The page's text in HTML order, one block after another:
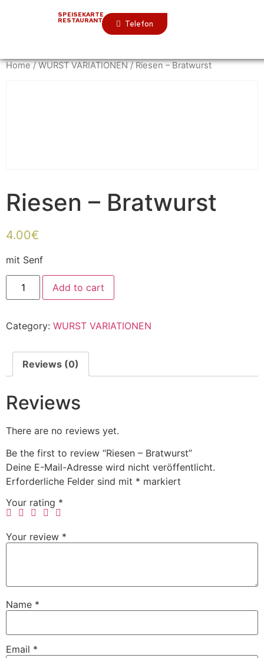
SPEISEKARTE
RESTAURANT Telefon
Home/WURST VARIATIONEN/ Riesen – Bratwurst
Riesen – Bratwurst
4.00€
mit Senf
Add to cart
Category: WURST VARIATIONEN
Reviews (0)
Reviews
There are no reviews yet.
Be the first to review “Riesen – Bratwurst”
Deine E-Mail-Adresse wird nicht veröffentlicht.
Erforderliche Felder sind mit * markiert
Your rating *
Your review *
Name *
Email *